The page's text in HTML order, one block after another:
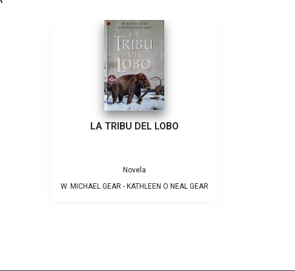
LA TRIBU DEL LOBO
Novela
W. MICHAEL GEAR - KATHLEEN O NEAL GEAR